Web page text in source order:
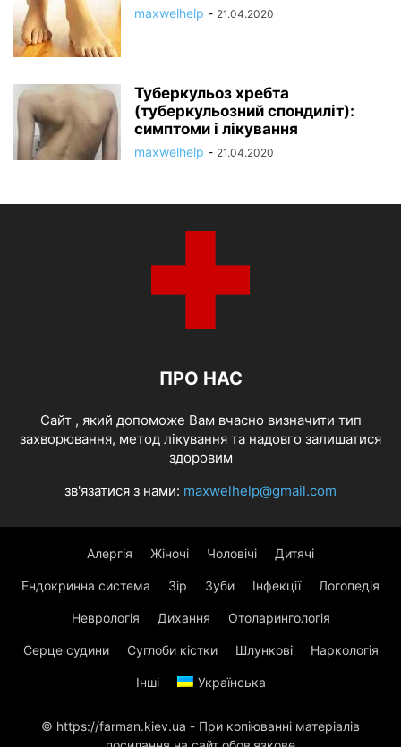
maxwelhelp - 21.04.2020
Туберкульоз хребта
(туберкульозний спондиліт):
симптоми і лікування
maxwelhelp - 21.04.2020
ПРО НАС
Cайт , який допоможе Вам вчасно визначити тип
захворювання, метод лікування та надовго залишатися
здоровим
зв'язатися з нами: maxwelhelp@gmail.com
Алергія Жіночі Чоловічі Дитячі
Ендокринна система Зір Зуби Інфекції Логопедія
Неврологія Дихання Отоларингологія
Серце судини Суглоби кістки Шлункові Наркологія
Інші Українська
© https://farman.kiev.ua - При копіюванні матеріалів